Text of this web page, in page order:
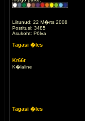
Liitunud: 22 M�rts 2008
Postitusi: 3485
Asukoht: P6lva
Tagasi �les
Kr66t
K�laline
Tagasi �les